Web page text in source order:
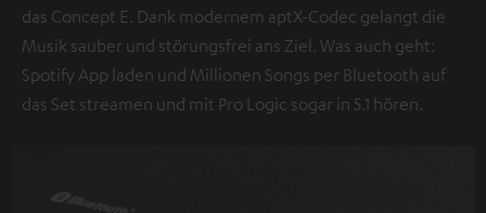
das Concept E. Dank modernem aptX-Codec gelangt die
Musik sauber und störungsfrei ans Ziel. Was auch geht:
Spotify App laden und Millionen Songs per Bluetooth auf
das Set streamen und mit Pro Logic sogar in 5.1 hören.